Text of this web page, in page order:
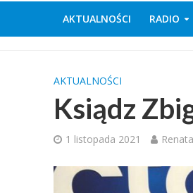
AKTUALNOŚCI RADIO
AKTUALNOŚCI
Ksiądz
1 listopada 2021